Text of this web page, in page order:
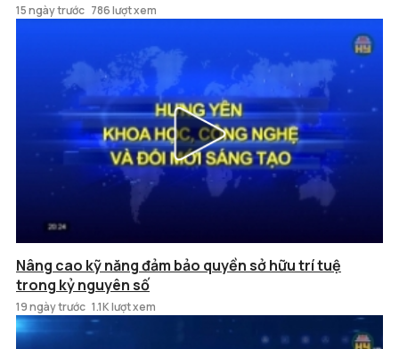
15 ngày trước 786 lượt xem
Nâng cao kỹ năng đảm bảo quyền sở hữu trí tuệ
trong kỷ nguyên số
19 ngày trước 1.1K lượt xem